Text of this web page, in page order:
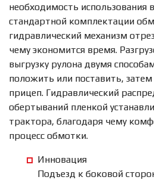
необходимость использования
стандартной комплектации
гидравлический механизм
чему экономится время.
выгрузку рулона двумя
положить или поставить, затем
прицеп. Гидравлический
обертываний пленкой
трактора, благодаря чему
процесс обмотки.
Инновация
Подъезд к боковой